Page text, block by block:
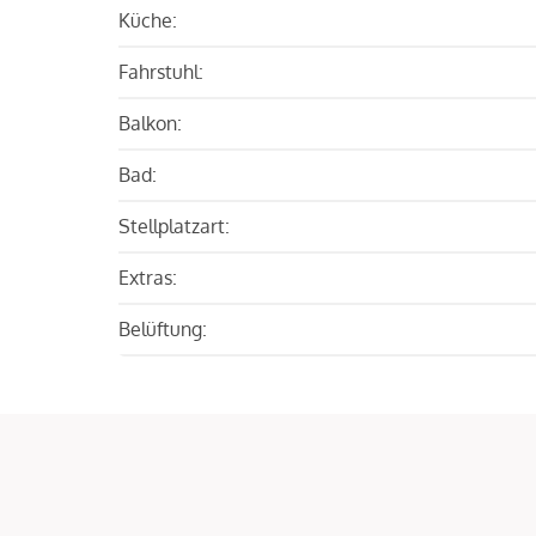
Küche:
Fahrstuhl:
Balkon:
Bad:
Stellplatzart:
Extras:
Belüftung: